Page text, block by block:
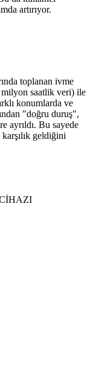
artırıyor.
toplanan ivme
saatlik veri) ile
konumlarda ve
"doğru duruş",
ayrıldı. Bu sayede
geldiğini